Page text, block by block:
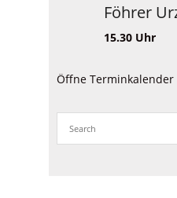
Föhrer
15.30 Uhr
Öffne Terminkalender